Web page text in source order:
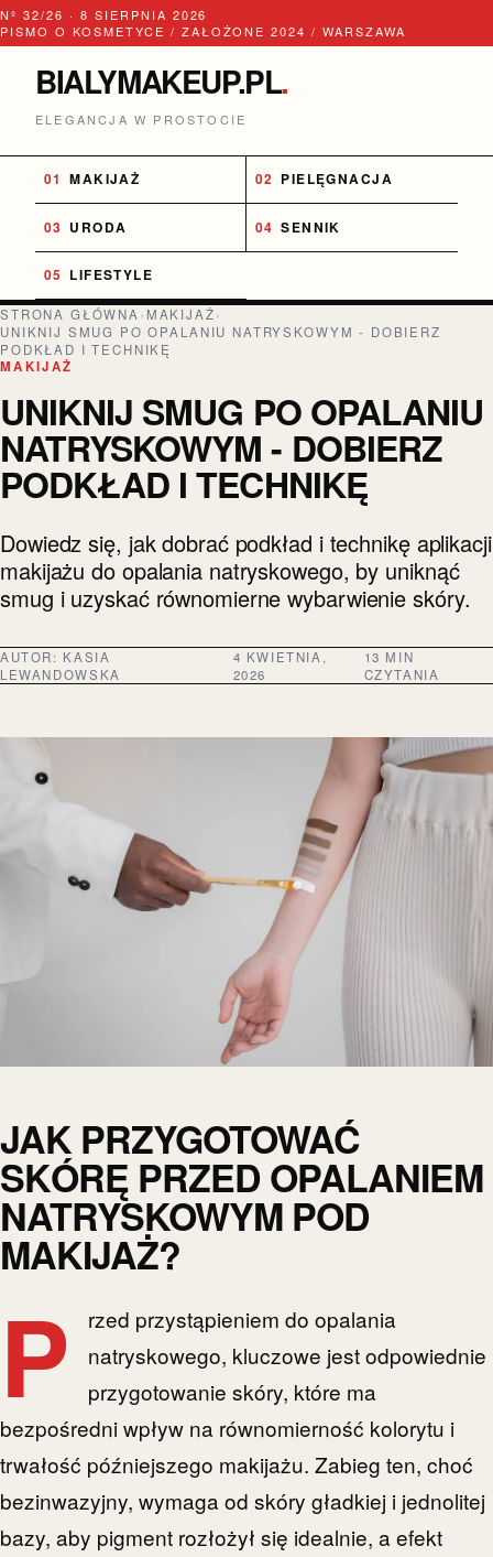
Nº 32/26 · 8 SIERPNIA 2026
PISMO O KOSMETYCE / ZAŁOŻONE 2024 / WARSZAWA
BIALYMAKEUP.PL.
ELEGANCJA W PROSTOCIE
MAKIJAŻ PIELĘGNACJA
URODA SENNIK
LIFESTYLE
STRONA GŁÓWNA› MAKIJAŻ›
UNIKNIJ SMUG PO OPALANIU NATRYSKOWYM - DOBIERZ
PODKŁAD I TECHNIKĘ
MAKIJAŻ
UNIKNIJ SMUG PO OPALANIU
NATRYSKOWYM - DOBIERZ
PODKŁAD I TECHNIKĘ
Dowiedz się, jak dobrać podkład i technikę aplikacji
makijażu do opalania natryskowego, by uniknąć
smug i uzyskać równomierne wybarwienie skóry.
AUTOR: KASIA
LEWANDOWSKA
4 KWIETNIA,
2026
13 MIN
CZYTANIA
JAK PRZYGOTOWAĆ
SKÓRĘ PRZED OPALANIEM
NATRYSKOWYM POD
MAKIJAŻ?
P
rzed przystąpieniem do opalania
natryskowego, kluczowe jest odpowiednie
przygotowanie skóry, które ma
bezpośredni wpływ na równomierność kolorytu i
trwałość późniejszego makijażu. Zabieg ten, choć
bezinwazyjny, wymaga od skóry gładkiej i jednolitej
bazy, aby pigment rozłożył się idealnie, a efekt